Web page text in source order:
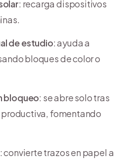
: recarga dispositivos
de estudio: ayuda a
bloques de color o
bloqueo: se abre solo tras
fomentando
: convierte trazos en papel a